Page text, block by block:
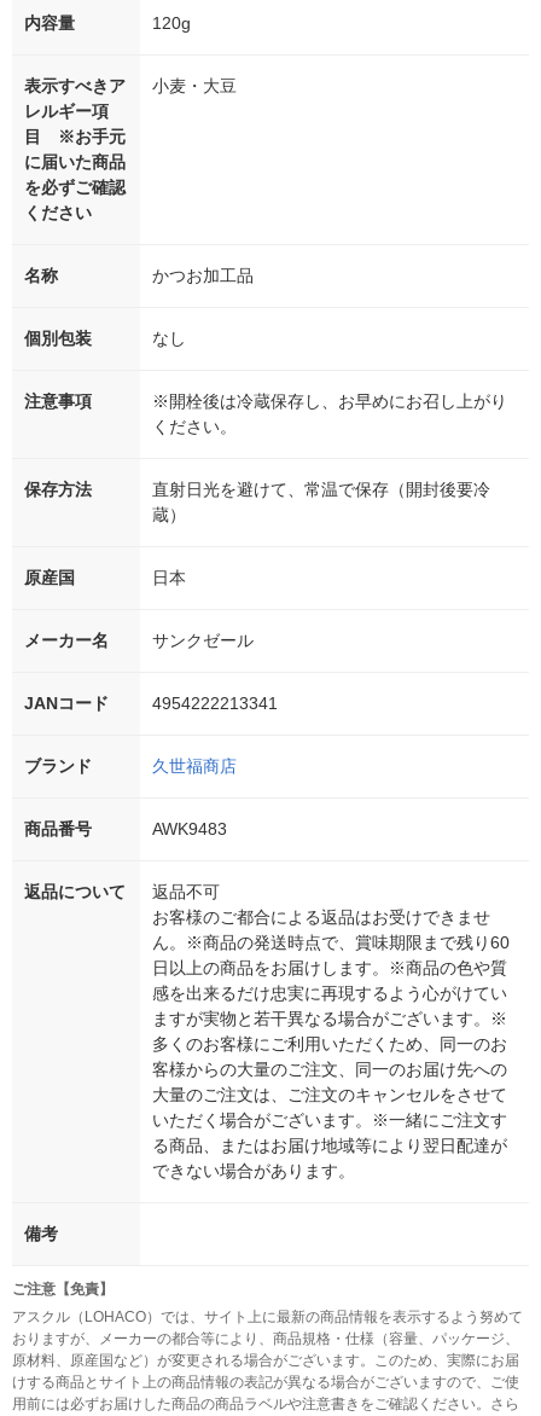
内容量 120g
表示すべきア
レルギー項
目 ※お手元
に届いた商品
を必ずご確認
ください
小麦・大豆
名称 かつお加工品
個別包装 なし
注意事項
※開栓後は冷蔵保存し、お早めにお召し上がり
ください。
保存方法
直射日光を避けて、常温で保存（開封後要冷
蔵）
原産国 日本
メーカー名 サンクゼール
JANコード 4954222213341
ブランド 久世福商店
商品番号 AWK9483
返品について
返品不可
お客様のご都合による返品はお受けできませ
ん。※商品の発送時点で、賞味期限まで残り60
日以上の商品をお届けします。※商品の色や質
感を出来るだけ忠実に再現するよう心がけてい
ますが実物と若干異なる場合がございます。※
多くのお客様にご利用いただくため、同一のお
客様からの大量のご注文、同一のお届け先への
大量のご注文は、ご注文のキャンセルをさせて
いただく場合がございます。※一緒にご注文す
る商品、またはお届け地域等により翌日配達が
できない場合があります。
備考
ご注意【免責】
アスクル（LOHACO）では、サイト上に最新の商品情報を表示するよう努めて
おりますが、メーカーの都合等により、商品規格・仕様（容量、パッケージ、
原材料、原産国など）が変更される場合がございます。このため、実際にお届
けする商品とサイト上の商品情報の表記が異なる場合がございますので、ご使
用前には必ずお届けした商品の商品ラベルや注意書きをご確認ください。さら